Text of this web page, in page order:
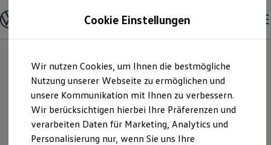
Hauptinhalt
springen
Footer
springen
Modelle & Konfigurator
Nutzfahrzeugkategorien entdecken
Modelle konfigurieren
Vorgängermodelle und Oldtimer
Vorgängermodelle
Oldtimer
Bulli Historie
Branchenlösungen & Gewerbekunden
Umbaulösungen und Hersteller finden
Auf- und Umbauten entdecken & konfigurieren
Adolf Berning KG |
Impressum &
Cookie Einstellungen
Wir nutzen Cookies, um Ihnen die bestmögliche
Nutzung unserer Webseite zu ermöglichen und
unsere Kommunikation mit Ihnen zu verbessern.
Wir berücksichtigen hierbei Ihre Präferenzen und
verarbeiten Daten für Marketing, Analytics und
Personalisierung nur, wenn Sie uns Ihre